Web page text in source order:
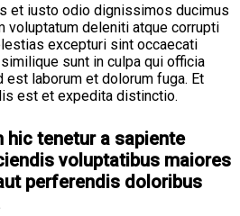
et iusto odio dignissimos ducimus
voluptatum deleniti atque corrupti
excepturi sint occaecati
sunt in culpa qui officia
laborum et dolorum fuga. Et
est et expedita distinctio.
hic tenetur a sapiente
voluptatibus maiores
perferendis doloribus